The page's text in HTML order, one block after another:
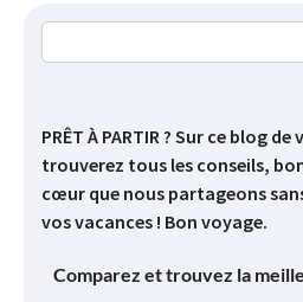
PRÊT À PARTIR ? Sur ce blog
trouverez tous les conseils,
cœur que nous partageons
vos vacances ! Bon voyage.
Comparez et trouvez la